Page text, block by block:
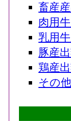
畜産
肉用
乳用
豚産
鶏産
その